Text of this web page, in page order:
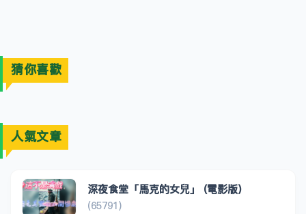
猜你喜歡
人氣文章
深夜食堂「馬克的女兒」 (電影版)
(65791)